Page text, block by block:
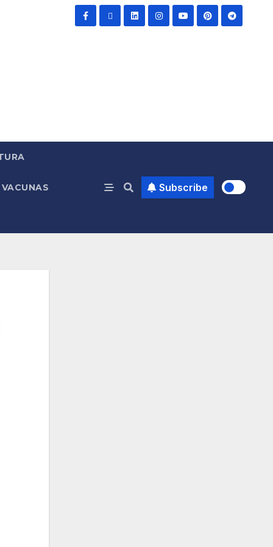
VACUNAS Subscribe